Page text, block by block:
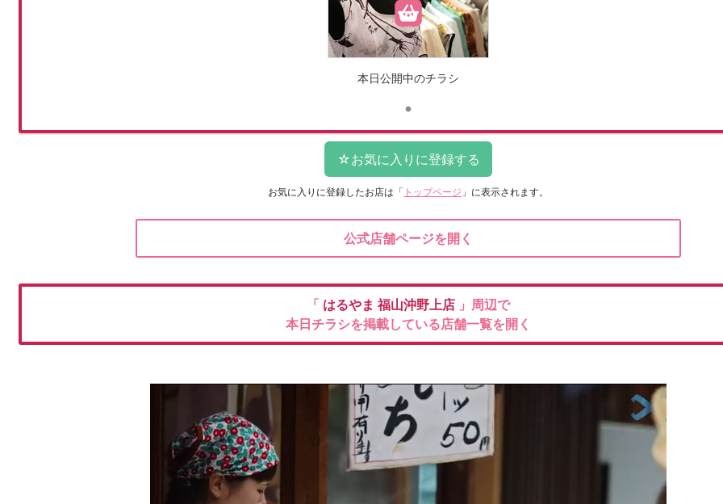
本日公開中のチラシ
お気に入りに登録したお店は 「 トップページ 」に表示されます。
公式店舗ページを開く
「 はるやま 福山沖野上店 」周辺で
本日チラシを掲載している店舗一覧を開く